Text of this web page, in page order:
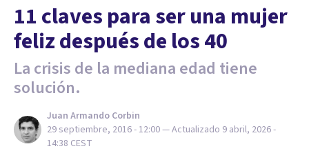
​11 claves para ser una mujer
feliz después de los 40
La crisis de la mediana edad tiene
solución.
Juan Armando Corbin
29 septiembre, 2016 - 12:00— Actualizado 9 abril, 2026 -
14:38 CEST